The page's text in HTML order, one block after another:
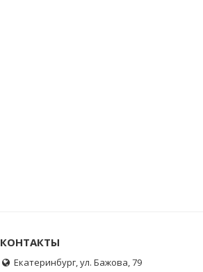
КОНТАКТЫ
Екатеринбург, ул. Бажова, 79